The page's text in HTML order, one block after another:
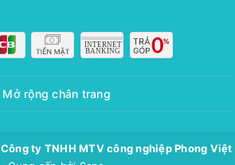
Mở rộng chân trang
Công ty TNHH MTV công nghiệp Phong Việt